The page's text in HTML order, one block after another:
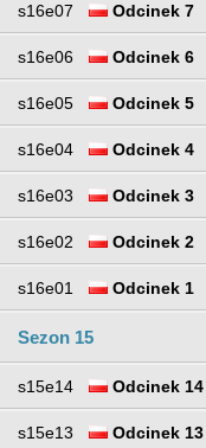
s16e07 Odcinek 7
s16e06 Odcinek 6
s16e05 Odcinek 5
s16e04 Odcinek 4
s16e03 Odcinek 3
s16e02 Odcinek 2
s16e01 Odcinek 1
Sezon 15
s15e14 Odcinek 14
s15e13 Odcinek 13